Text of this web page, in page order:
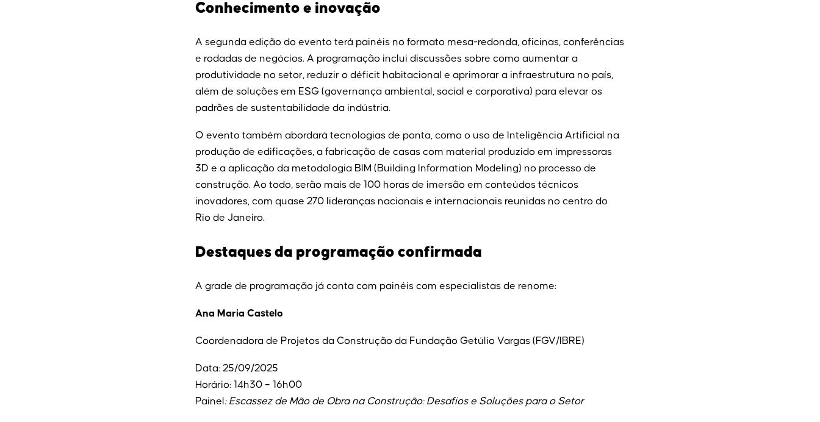
Conhecimento e inovação
A segunda edição do evento terá painéis no formato mesa-redonda, oficinas, conferências
e rodadas de negócios. A programação inclui discussões sobre como aumentar a
produtividade no setor, reduzir o déficit habitacional e aprimorar a infraestrutura no país,
além de soluções em ESG (governança ambiental, social e corporativa) para elevar os
padrões de sustentabilidade da indústria.
O evento também abordará tecnologias de ponta, como o uso de Inteligência Artificial na
produção de edificações, a fabricação de casas com material produzido em impressoras
3D e a aplicação da metodologia BIM (Building Information Modeling) no processo de
construção. Ao todo, serão mais de 100 horas de imersão em conteúdos técnicos
inovadores, com quase 270 lideranças nacionais e internacionais reunidas no centro do
Rio de Janeiro.
Destaques da programação confirmada
A grade de programação já conta com painéis com especialistas de renome:
Ana Maria Castelo
Coordenadora de Projetos da Construção da Fundação Getúlio Vargas (FGV/IBRE)
Data: 25/09/2025
Horário: 14h30 – 16h00
Painel: Escassez de Mão de Obra na Construção: Desafios e Soluções para o Setor